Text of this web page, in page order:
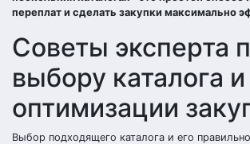
переплат и сделать закупки максимально
Советы эксперта
выбору каталога и
оптимизации
Выбор подходящего каталога и его